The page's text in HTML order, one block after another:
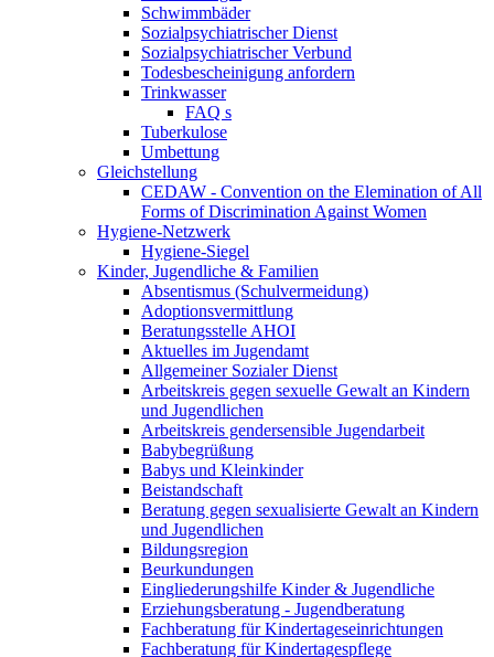
Schwimmbäder
Sozialpsychiatrischer Dienst
Sozialpsychiatrischer Verbund
Todesbescheinigung anfordern
Trinkwasser
FAQ s
Tuberkulose
Umbettung
Gleichstellung
CEDAW - Convention on the Elemination of All
Forms of Discrimination Against Women
Hygiene-Netzwerk
Hygiene-Siegel
Kinder, Jugendliche & Familien
Absentismus (Schulvermeidung)
Adoptionsvermittlung
Beratungsstelle AHOI
Aktuelles im Jugendamt
Allgemeiner Sozialer Dienst
Arbeitskreis gegen sexuelle Gewalt an Kindern
und Jugendlichen
Arbeitskreis gendersensible Jugendarbeit
Babybegrüßung
Babys und Kleinkinder
Beistandschaft
Beratung gegen sexualisierte Gewalt an Kindern
und Jugendlichen
Bildungsregion
Beurkundungen
Eingliederungshilfe Kinder & Jugendliche
Erziehungsberatung - Jugendberatung
Fachberatung für Kindertageseinrichtungen
Fachberatung für Kindertagespflege